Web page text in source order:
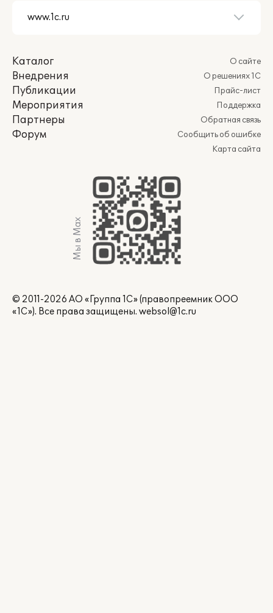
Каталог
Внедрения
Публикации
Мероприятия
Партнеры
Форум
О сайте
О решениях 1С
Прайс-лист
Поддержка
Обратная связь
Сообщить об ошибке
Карта сайта
Мы в Max
© 2011-2026 АО «Группа 1С» (правопреемник ООО
«1С»). Все права защищены. websol@1c.ru